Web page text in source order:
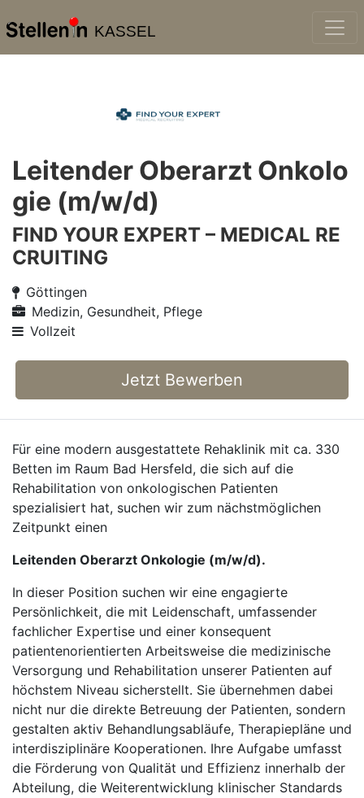
KASSEL
Leitender Oberarzt Onkolo
gie (m/w/d)
FIND YOUR EXPERT – MEDICAL RE
CRUITING
Göttingen
Medizin, Gesundheit, Pflege
Vollzeit
Jetzt Bewerben
Für eine modern ausgestattete Rehaklinik mit ca. 330
Betten im Raum Bad Hersfeld, die sich auf die
Rehabilitation von onkologischen Patienten
spezialisiert hat, suchen wir zum nächstmöglichen
Zeitpunkt einen
Leitenden Oberarzt Onkologie (m/w/d).
In dieser Position suchen wir eine engagierte
Persönlichkeit, die mit Leidenschaft, umfassender
fachlicher Expertise und einer konsequent
patientenorientierten Arbeitsweise die medizinische
Versorgung und Rehabilitation unserer Patienten auf
höchstem Niveau sicherstellt. Sie übernehmen dabei
nicht nur die direkte Betreuung der Patienten, sondern
gestalten aktiv Behandlungsabläufe, Therapiepläne und
interdisziplinäre Kooperationen. Ihre Aufgabe umfasst
die Förderung von Qualität und Effizienz innerhalb der
Abteilung, die Weiterentwicklung klinischer Standards